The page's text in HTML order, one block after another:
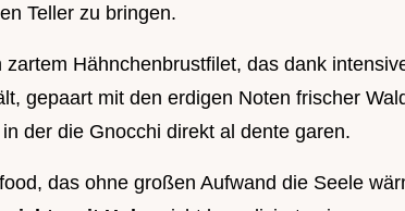
Teller zu bringen.
Hähnchenbrustfilet, das dank
gepaart mit den erdigen Noten frischer
der die Gnocchi direkt al dente garen.
das ohne großen Aufwand die Seele